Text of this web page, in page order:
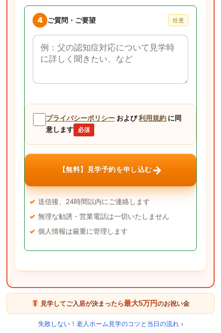
4 ご質問・ご要望 任意
ご質問・ご要望
プライバシーポリシー および利用規約 に同
意します
必須
【無料】見学予約を申し込む→
送信後、24時間以内にご連絡します
無理な勧誘・営業電話は一切いたしません
個人情報は厳重に管理します
見学してご入居が決まったら最大5万円のお祝い金
失敗しない！老人ホーム見学のコツと当日の流れ ›